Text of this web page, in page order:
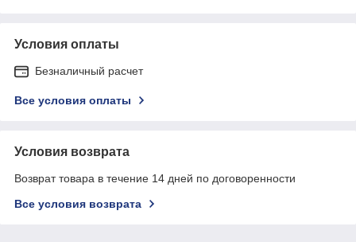
Условия оплаты
Безналичный расчет
Все условия оплаты
Условия возврата
Возврат товара в течение 14 дней по договоренности
Все условия возврата